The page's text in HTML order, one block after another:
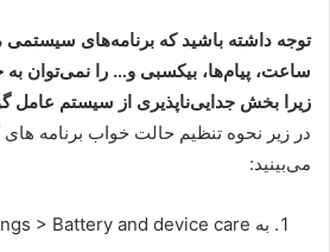
توجه داشته باشید که برنامه‌های سیستمی
ساعت، پیام‌ها، بیکسبی و… را نمی‌توان
زیرا بخش جدایی‌ناپذیری از سیستم
در زیر نحوه تنظیم حالت خواب برنامه
می‌بینید:
به Settings > Battery and device care بروید.